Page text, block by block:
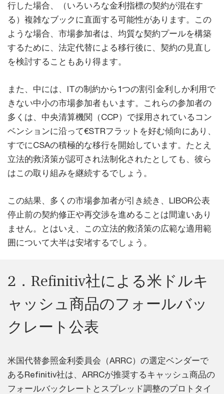
行した場合、（いろいろな金利指標の契約が混在す
る）複雑なブックに直面する可能性があります。この
ような場合、市場参加者は、均質な契約プールを構築
するために、法定代替による移行後に、契約の見直し
を検討することもあり得ます。
また、中には、ITの制約から1つの割引金利しか利用で
きない中小の市場参加者もいます。これらの参加者の
多くは、中央清算機関（CCP）で採用されているコン
ベンションに沿って€STRフラットを好む傾向にあり、
すでにCSAの積極的な移行を開始しています。たとえ
立法的救済策が認可され法制化されたとしても、彼ら
はこの取り組みを継続するでしょう。
この結果、多くの市場参加者が引き続き、LIBOR公表
停止前の契約修正や再交渉を進めることは間違いあり
ません。とはいえ、この立法的救済策の広範な適用範
囲について大半は安堵するでしょう。
2．Refinitiv社による米ドルキ
ャッシュ商品のフォールバッ
クレート公表
米国代替参照金利委員会（ARRC）の選定ベンダーで
あるRefinitiv社は、ARRCが推奨するキャッシュ商品の
フォールバックレートとスプレッド調整のプロトタイ